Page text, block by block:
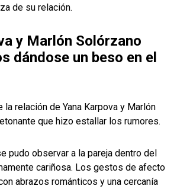
de su relación.
y Marlón Solórzano
dándose un beso en el
la relación de Yana Karpova y Marlón
que hizo estallar los rumores.
pudo observar a la pareja dentro del
cariñosa. Los gestos de afecto
abrazos románticos y una cercanía